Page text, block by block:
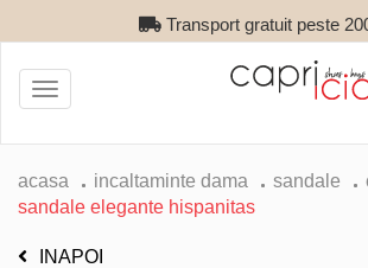
Transport gratuit peste
Toggle
navigation
acasa incaltaminte dama sandale
sandale elegante hispanitas
INAPOI